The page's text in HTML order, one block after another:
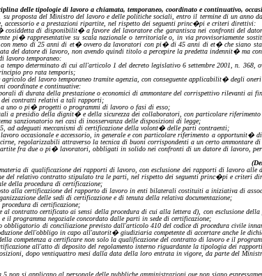
delle tipologie di lavoro a chiamata, temporaneo, coordinato econtinuativo,
su proposta del Ministro del lavoro e delle politiche sociali, entro il termine di un anno
accessorio e a prestazioni ripartite, nel rispetto dei seguenti princ�pi e criteri direttivi:
cosiddetta di disponibilit� a favore del lavoratore che garantisca nei confronti del
pi� rappresentative su scala nazionale o territoriale o, in via provvisoriamente
con meno di 25 anni di et� ovvero da lavoratori con pi� di 45 anni di et� che
del datore di lavoro, non avendo quindi titolo a percepire la predetta indennit� ma
lavoro temporaneo:
tempo determinato di cui all'articolo 1 del decreto legislativo 6 settembre 2001, n.
pro rata temporis;
agricolo del lavoro temporaneo tramite agenzia, con conseguente applicabilit� degli
coordinate econtinuative:
di durata della prestazione o economici di ammontare del corrispettivo rilevanti ai
dei contratti relativi a tali rapporti;
a uno o pi� progetti o programmi di lavoro o fasi di esso;
a presidio della dignit� e della sicurezza dei collaboratori, con particolare
sanzionatorio nei casi di inosservanza delle disposizioni di legge;
ad adeguati meccanismi di certificazione della volont� delle parti contraenti;
occasionale e accessorio, in generale e con particolare riferimento aopportunit� di
regolarizzabili attraverso la tecnica di buoni corrispondenti a un certo
fra due o pi� lavoratori, obbligati in solido nei confronti di un datore di lavoro, per
di qualificazione dei rapporti di lavoro, con esclusione dei rapporti di lavoro alle
del relativo contratto stipulato tra le parti, nel rispetto dei seguenti princ�pi e criteri
della procedura di certificazione;
alla certificazione del rapporto di lavoro in enti bilaterali costituiti a iniziativa di
delle sedi di certificazione e di tenuta della relativa documentazione;
procedura di certificazione;
al contratto certificato ai sensi della procedura di cui alla letterad), con esclusione
il programma negoziale concordato dalle parti in sede di certificazione;
di conciliazione previsto dall'articolo 410 del codice di procedura civile
dell'obbligo in capo all'autorit� giudiziaria competente di accertare anche le
competenza a certificare non solo la qualificazione del contratto di lavoro e il
all'atto di deposito del regolamento interno riguardante la tipologia dei
dopo ventiquattro mesi dalla data della loro entrata in vigore, da parte del
non si applicano al personale delle pubbliche amministrazioni ove non siano